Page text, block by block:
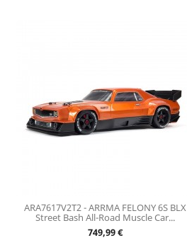
ARA7617V2T2 - ARRMA FELONY 6S BLX
Street Bash All-Road Muscle Car...
Prix
749,99 €